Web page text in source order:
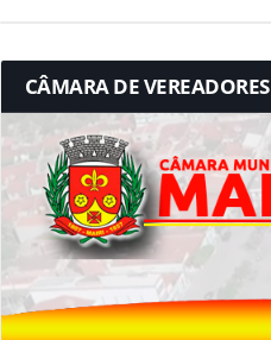
CÂMARA DE VEREADORES